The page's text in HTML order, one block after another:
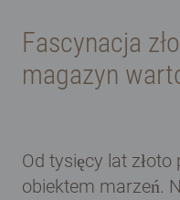
Fascynacja
magazyn
Od tysięcy lat
obiektem marzeń.